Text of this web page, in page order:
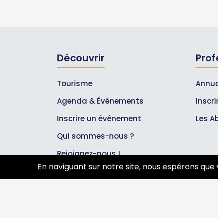
Découvrir
Tourisme
Agenda & Événements
Inscrire un événement
Qui sommes-nous ?
Rejoignez-nous !
Partenaires
Les
En naviguant sur notre site, nous espérons